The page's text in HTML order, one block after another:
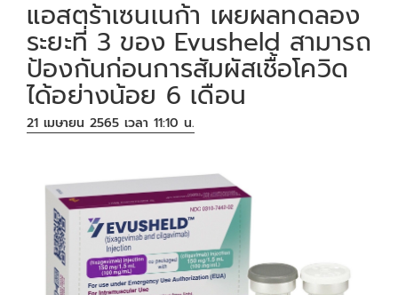
แอสตร้าเซนเนก้า เผยผลทดลอง
ระยะที่ 3 ของ Evusheld สามารถ
ป้องกันก่อนการสัมผัสเชื้อโควิด
ได้อย่างน้อย 6 เดือน
21 เมษายน 2565 เวลา 11:10 น.